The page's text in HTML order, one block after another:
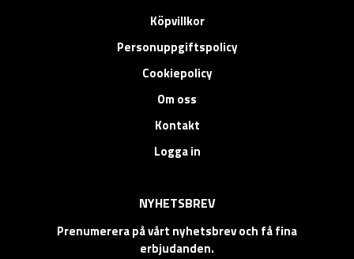
Köpvillkor
Personuppgiftspolicy
Cookiepolicy
Om oss
Kontakt
Logga in
NYHETSBREV
Prenumerera på vårt nyhetsbrev och få fina
erbjudanden.